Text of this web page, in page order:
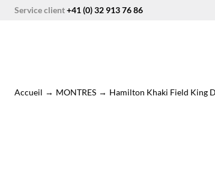
AllerService client+41 (0) 32 913 76 86
Accueil → MONTRES → Hamilton Khaki Field King